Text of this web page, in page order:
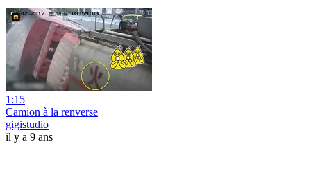
1:15
Camion à la renverse
gigistudio
il y a 9 ans